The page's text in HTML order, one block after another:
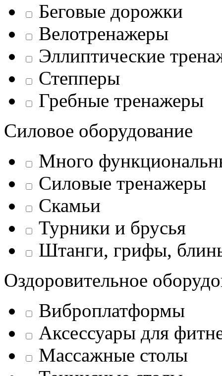
Беговые дорожки
Велотренажеры
Эллиптические
Степперы
Гребные тренажеры
Силовое оборудование
Много
Силовые тренажеры
Скамьи
Турники и брусья
Штанги, грифы,
Оздоровительное
Виброплатформы
Аксессуары для
Массажные столы